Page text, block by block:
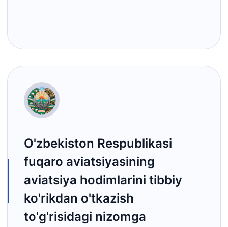
O'zbekiston Respublikasi
fuqaro aviatsiyasining
aviatsiya hodimlarini tibbiy
ko'rikdan o'tkazish
to'g'risidagi nizomga